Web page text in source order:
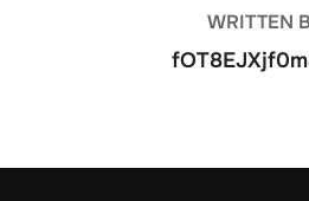
WRITTEN